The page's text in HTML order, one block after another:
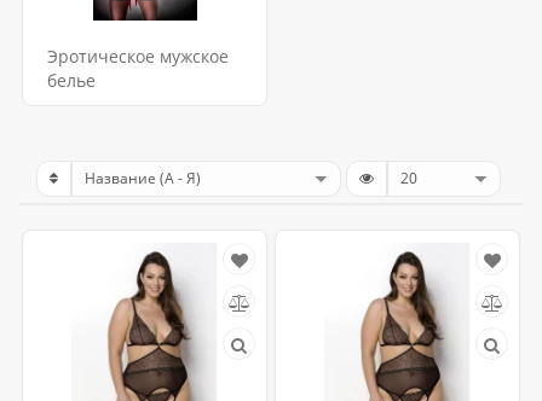
Эротическое мужское
белье